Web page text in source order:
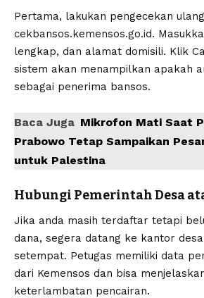
Pertama, lakukan pengecekan
cekbansos.kemensos.go.id.
lengkap, dan alamat domisili. Klik
sistem akan menampilkan apakah
sebagai penerima bansos.
Baca Juga Mikrofon Mati Saat
Prabowo Tetap Sampaikan
untuk Palestina
Hubungi Pemerintah Desa
Jika anda masih terdaftar tetapi
dana, segera datang ke kantor
setempat. Petugas memiliki data
dari Kemensos dan bisa
keterlambatan pencairan.